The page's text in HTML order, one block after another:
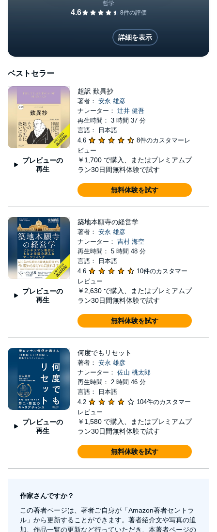
超訳 歎異抄
詳細を表示
ベストセラー
プレビューの
再生
超訳 歎異抄
著者： 安永 雄彦
ナレーター： 辻井 健吾
再生時間： 3 時間 37 分
言語： 日本語
4.6
8件のカスタマーレ
ビュー
￥1,700 で購入、またはプレミアムプ
ラン30日間無料体験で試す
無料体験を試す
プレビューの
再生
築地本願寺の経営学
著者： 安永 雄彦
ナレーター： 吉村 海空
再生時間： 5 時間 48 分
言語： 日本語
4.6
10件のカスタマー
レビュー
￥2,630 で購入、またはプレミアムプ
ラン30日間無料体験で試す
無料体験を試す
プレビューの
再生
何度でもリセット
著者： 安永 雄彦
ナレーター： 佐山 桃太郎
再生時間： 2 時間 46 分
言語： 日本語
4.2
104件のカスタマー
レビュー
￥1,580 で購入、またはプレミアムプ
ラン30日間無料体験で試す
無料体験を試す
作家さんですか？
この著者ページは、著者ご自身が「Amazon著者セントラ
ル」から更新することができます。著者紹介文や写真の追
加、作品一覧の更新など行っていただき、本著者ページの